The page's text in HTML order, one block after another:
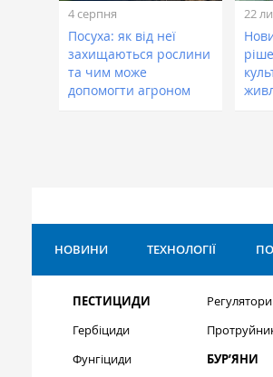
4 серпня
Посуха: як від неї
захищаються рослини
та чим може
допомогти агроном
22
НОВИНИ ТЕХНОЛОГІЇ
ПЕСТИЦИДИ
Гербіциди
Фунгіциди
БУР’ЯНИ